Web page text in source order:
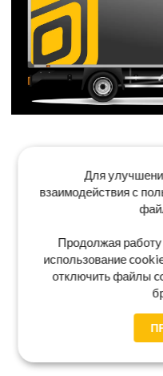
Для
взаимодействия с
Продолжая
использование
отключить файлы